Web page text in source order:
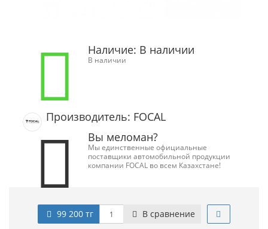
Наличие: В наличии
В наличии
Производитель: FOCAL
Вы меломан?
Мы единственные официальные
поставщики автомобильной продукции
компании FOCAL во всем Казахстане!
99 200 тг В сравнение